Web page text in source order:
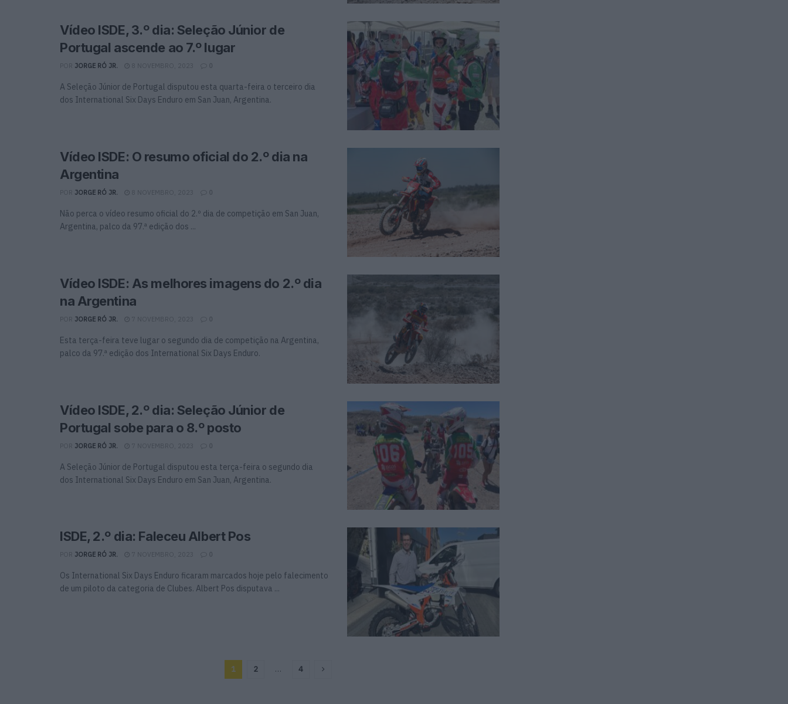
Vídeo ISDE, 3.º dia: Seleção Júnior de
Portugal ascende ao 7.º lugar
JORGE RÓ JR. 8 NOVEMBRO, 2023 0
A Seleção Júnior de Portugal disputou esta quarta-feira o terceiro dia
dos International Six Days Enduro em San Juan, Argentina.
Vídeo ISDE: O resumo oficial do 2.º dia na
Argentina
JORGE RÓ JR. 0
Não perca o vídeo resumo oficial do 2.º dia de competição em San Juan,
Argentina, palco da 97.ª edição dos ...
Vídeo ISDE: As melhores imagens do 2.º dia
na Argentina
JORGE RÓ JR. 7 NOVEMBRO, 2023 0
Esta terça-feira teve lugar o segundo dia de competição na Argentina,
palco da 97.ª edição dos International Six Days Enduro.
Vídeo ISDE, 2.º dia: Seleção Júnior de
Portugal sobe para o 8.º posto
JORGE RÓ JR. 7 NOVEMBRO, 2023 0
A Seleção Júnior de Portugal disputou esta terça-feira o segundo dia
dos International Six Days Enduro em San Juan, Argentina.
ISDE, 2.º dia: Faleceu Albert Pos
JORGE RÓ JR. 7 NOVEMBRO, 2023 0
Os International Six Days Enduro ficaram marcados hoje pelo falecimento
de um piloto da categoria de Clubes. Albert Pos disputava ...
1 2 … 4